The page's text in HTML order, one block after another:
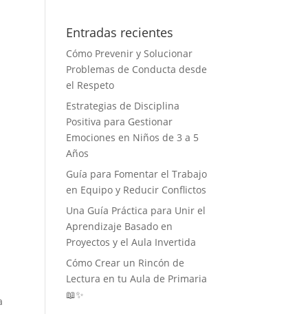
Entradas recientes
Cómo Prevenir y Solucionar
Problemas de Conducta desde
el Respeto
Estrategias de Disciplina
Positiva para Gestionar
Emociones en Niños de 3 a 5
Años
Guía para Fomentar el Trabajo
en Equipo y Reducir Conflictos
Una Guía Práctica para Unir el
Aprendizaje Basado en
Proyectos y el Aula Invertida
Cómo Crear un Rincón de
Lectura en tu Aula de Primaria
📖✨